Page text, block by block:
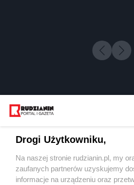
Wydawca mediów
Drogi Użytkowniku,
Na naszej stronie rudzianin.pl, my
zaufanych partnerów uzyskujemy
informacje na urządzeniu oraz